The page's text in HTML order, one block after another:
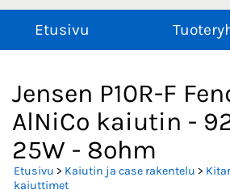
Etusivu
Jensen P10R-F
AlNiCo kaiutin -
25W - 8ohm
Etusivu > Kaiutin ja case rakentelu >
kaiuttimet